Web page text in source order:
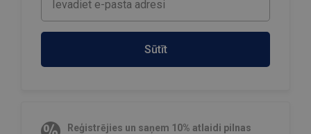
Sūtīt
Reģistrējies un saņem 10% atlaidi pilnas